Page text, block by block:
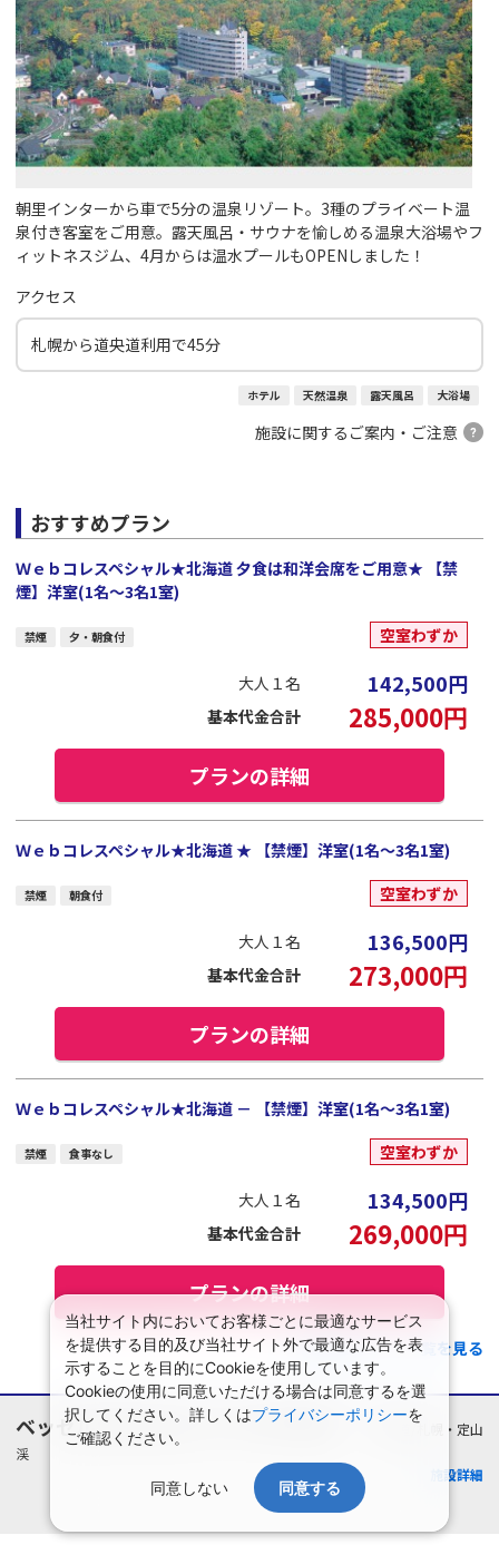
朝里インターから車で5分の温泉リゾート。3種のプライベート温
泉付き客室をご用意。露天風呂・サウナを愉しめる温泉大浴場やフ
ィットネスジム、4月からは温水プールもOPENしました！
アクセス
札幌から道央道利用で45分
ホテル 天然温泉 露天風呂 大浴場
施設に関するご案内・ご注意
おすすめプラン
Ｗｅｂコレスペシャル★北海道 夕食は和洋会席をご用意★ 【禁
煙】洋室(1名～3名1室)
禁煙 夕・朝食付 空室わずか
大人１名 142,500円
基本代金合計 285,000円
プランの詳細
Ｗｅｂコレスペシャル★北海道 ★ 【禁煙】洋室(1名～3名1室)
禁煙 朝食付 空室わずか
大人１名 136,500円
基本代金合計 273,000円
プランの詳細
Ｗｅｂコレスペシャル★北海道 － 【禁煙】洋室(1名～3名1室)
禁煙 食事なし 空室わずか
大人１名 134,500円
基本代金合計 269,000円
プランの詳細
この施設のプラン一覧を見る
ベッセルホテルカンパーナすすきの
北海道/札幌・定山
渓
施設詳細
当社サイト内においてお客様ごとに最適なサービス
を提供する目的及び当社サイト外で最適な広告を表
示することを目的にCookieを使用しています。
Cookieの使用に同意いただける場合は同意するを選
択してください。詳しくはプライバシーポリシーを
ご確認ください。
同意しない 同意する